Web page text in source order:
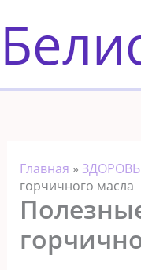
к
содержимому
Главная »
горчичного масла